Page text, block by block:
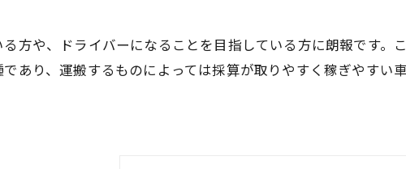
方や、ドライバーになることを目指している方に朗報です。
あり、運搬するものによっては採算が取りやすく稼ぎやすい